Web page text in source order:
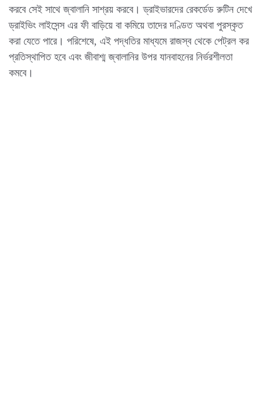
করবে সেই সাথে জ্বালানি সাশ্রয় করবে। ড্রাইভারদের রেকর্ডেড রুটিন দেখে
ড্রাইভিং লাইসেন্স এর ফী বাড়িয়ে বা কমিয়ে তাদের দণ্ডিত অথবা পুরস্কৃত
করা যেতে পারে। পরিশেষে, এই পদ্ধতির মাধ্যমে রাজস্ব থেকে পেট্রল কর
প্রতিস্থাপিত হবে এবং জীবাশ্ম জ্বালানির উপর যানবাহনের নির্ভরশীলতা
কমবে।